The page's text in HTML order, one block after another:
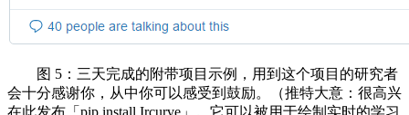
图 5：三天完成的附带项目示例，用到这个项目的研究者
会十分感谢你，从中你可以感受到鼓励。（推特大意：很高兴
在此发布「pip install Ircurve」。它可以被用于绘制实时的学习